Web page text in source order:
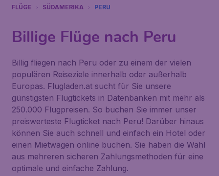
FLÜGE SÜDAMERIKA PERU
Billige Flüge nach Peru
Billig fliegen nach Peru oder zu einem der vielen
populären Reiseziele innerhalb oder außerhalb
Europas. Flugladen.at sucht für Sie unsere
günstigsten Flugtickets in Datenbanken mit mehr als
250.000 Flugpreisen. So buchen Sie immer unser
preiswerteste Flugticket nach Peru! Darüber hinaus
können Sie auch schnell und einfach ein Hotel oder
einen Mietwagen online buchen. Sie haben die Wahl
aus mehreren sicheren Zahlungsmethoden für eine
optimale und einfache Zahlung.